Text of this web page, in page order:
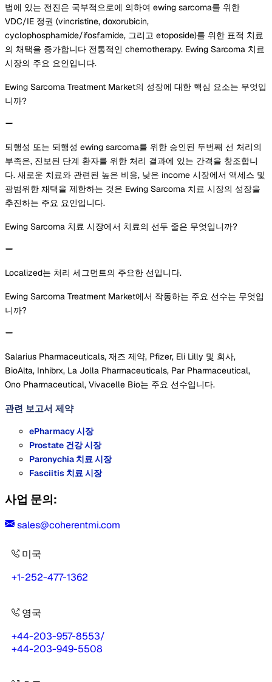
법에 있는 전진은 국부적으로에 의하여 ewing sarcoma를 위한
VDC/IE 정권 (vincristine, doxorubicin,
cyclophosphamide/ifosfamide, 그리고 etoposide)를 위한 표적 치료
의 채택을 증가합니다 전통적인 chemotherapy. Ewing Sarcoma 치료
시장의 주요 요인입니다.
Ewing Sarcoma Treatment Market의 성장에 대한 핵심 요소는 무엇입
니까?
퇴행성 또는 퇴행성 ewing sarcoma를 위한 승인된 두번째 선 처리의
부족은, 진보된 단계 환자를 위한 처리 결과에 있는 간격을 창조합니
다. 새로운 치료와 관련된 높은 비용, 낮은 income 시장에서 액세스 및
광범위한 채택을 제한하는 것은 Ewing Sarcoma 치료 시장의 성장을
추진하는 주요 요인입니다.
Ewing Sarcoma 치료 시장에서 치료의 선두 줄은 무엇입니까?
Localized는 처리 세그먼트의 주요한 선입니다.
Ewing Sarcoma Treatment Market에서 작동하는 주요 선수는 무엇입
니까?
Salarius Pharmaceuticals, 재즈 제약, Pfizer, Eli Lilly 및 회사,
BioAlta, Inhibrx, La Jolla Pharmaceuticals, Par Pharmaceutical,
Ono Pharmaceutical, Vivacelle Bio는 주요 선수입니다.
관련 보고서 제약
ePharmacy 시장
Prostate 건강 시장
Paronychia 치료 시장
Fasciitis 치료 시장
사업 문의:
sales@coherentmi.com
미국
+1-252-477-1362
영국
+44-203-957-8553/
+44-203-949-5508